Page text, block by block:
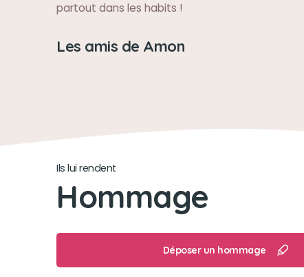
partout dans les habits !
Les amis de Amon
Ils lui rendent
Hommage
Déposer un hommage